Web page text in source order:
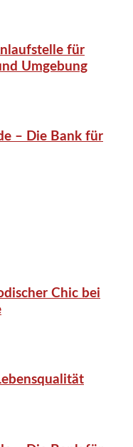
für
Umgebung
– Die Bank für
Chic bei